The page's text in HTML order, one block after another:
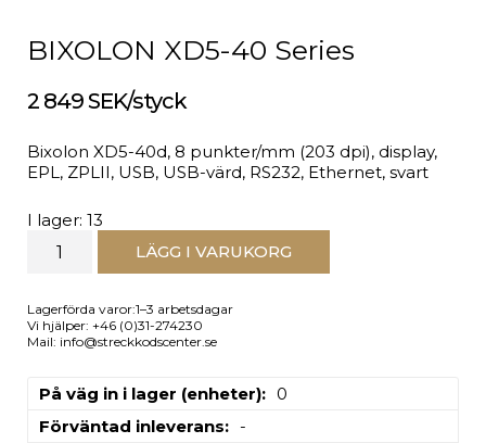
BIXOLON XD5-40 Series
2 849 SEK/styck
Bixolon XD5-40d, 8 punkter/mm (203 dpi), display,
EPL, ZPLII, USB, USB-värd, RS232, Ethernet, svart
I lager: 13
LÄGG I VARUKORG
Lagerförda varor:1–3 arbetsdagar
Vi hjälper: +46 (0)31-274230
Mail: info@streckkodscenter.se
På väg in i lager (enheter)
0
Förväntad inleverans
-